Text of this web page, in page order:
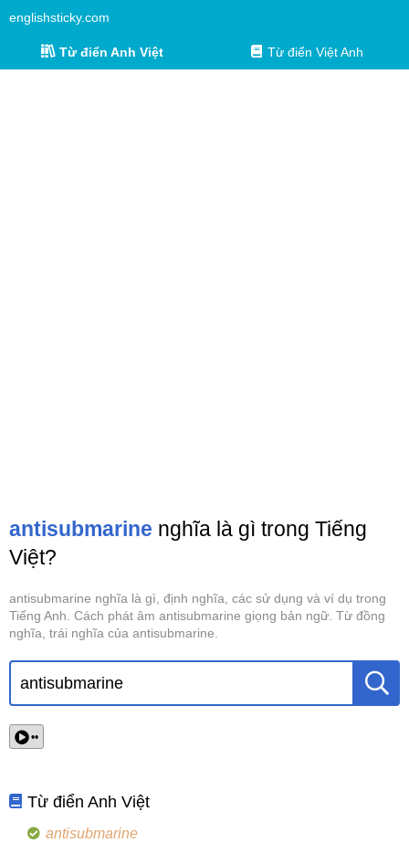
englishsticky.com
Từ điển Anh Việt Từ điển Việt Anh
antisubmarine nghĩa là gì trong Tiếng
Việt?
antisubmarine nghĩa là gì, định nghĩa, các sử dụng và ví dụ trong
Tiếng Anh. Cách phát âm antisubmarine giọng bản ngữ. Từ đồng
nghĩa, trái nghĩa của antisubmarine.
••
Từ điển Anh Việt
antisubmarine